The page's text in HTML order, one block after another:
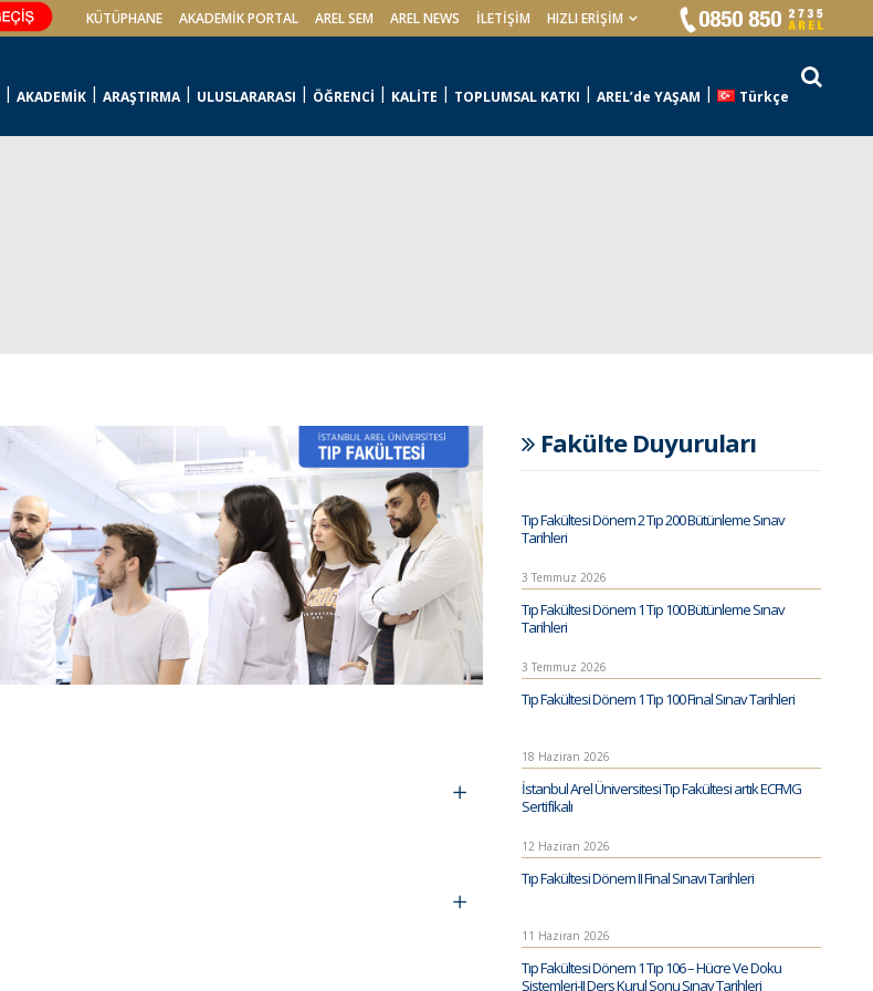
KÜTÜPHANE AKADEMİK PORTAL AREL SEM AREL NEWS İLETIŞIM HIZLI ERİŞİM
AKADEMİK ARAŞTIRMA ULUSLARARASI ÖĞRENCİ KALİTE TOPLUMSAL KATKI AREL’de YAŞAM Türkçe
Fakülte Duyuruları
Tıp Fakültesi Dönem 2 Tıp 200 Bütünleme Sınav
Tarihleri
3 Temmuz 2026
Tıp Fakültesi Dönem 1 Tıp 100 Bütünleme Sınav
Tarihleri
3 Temmuz 2026
Tıp Fakültesi Dönem 1 Tıp 100 Final Sınav Tarihleri
18 Haziran 2026
İstanbul Arel Üniversitesi Tıp Fakültesi artık ECFMG
Sertifikalı
12 Haziran 2026
Tıp Fakültesi Dönem II Final Sınavı Tarihleri
11 Haziran 2026
Tıp Fakültesi Dönem 1 Tıp 106 – Hücre Ve Doku
Sistemleri-II Ders Kurul Sonu Sınav Tarihleri